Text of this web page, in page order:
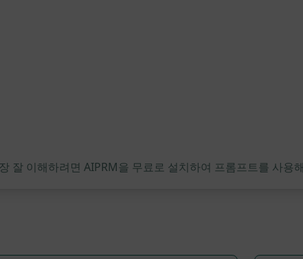
잘 이해하려면 AIPRM을 무료로 설치하여 프롬프트를 사용